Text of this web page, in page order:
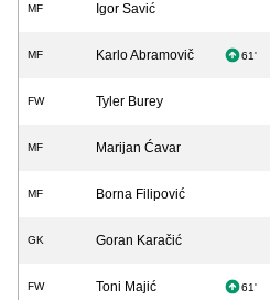
MF Igor Savić
MF Karlo Abramovič 61'
FW Tyler Burey
MF Marijan Ćavar
MF Borna Filipović
GK Goran Karačić
FW Toni Majić 61'